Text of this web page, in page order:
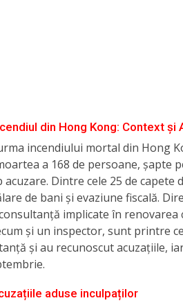
din Hong Kong: Context și
incendiului mortal din Hong
a 168 de persoane, șapte
acuzare. Dintre cele 25 de capete
de bani și evaziune fiscală.
implicate în
și un inspector, sunt printre
și au recunoscut acuzațiile,
aduse inculpaților